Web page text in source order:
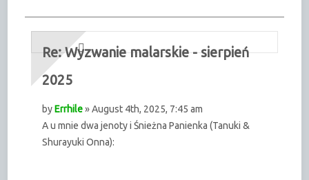
Re: Wyzwanie malarskie - sierpień
2025
byErrhile» August 4th, 2025, 7:45 am
A u mnie dwa jenoty i Śnieżna Panienka (Tanuki &
Shurayuki Onna):